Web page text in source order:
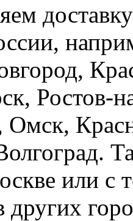
Ростов-
Омск,
или с
других